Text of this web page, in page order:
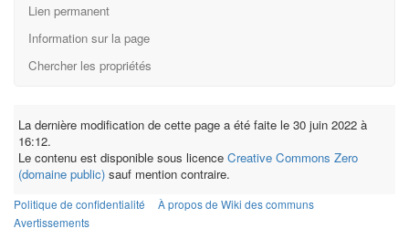
Lien permanent
Information sur la page
Chercher les propriétés
La dernière modification de cette page a été faite le 30 juin 2022 à
16:12.
Le contenu est disponible sous licence Creative Commons Zero
(domaine public) sauf mention contraire.
Politique de confidentialité
À propos de Wiki des communs
Avertissements